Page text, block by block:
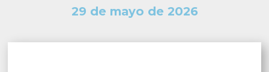
29 de mayo de 2026